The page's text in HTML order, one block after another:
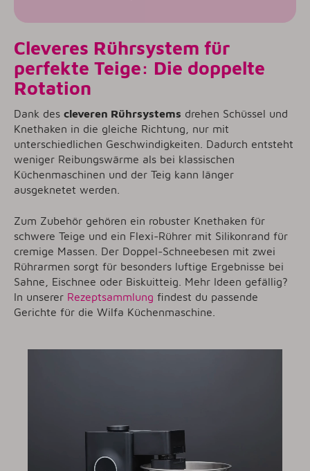
Cleveres Rührsystem für
perfekte Teige: Die doppelte
Rotation
Dank des cleveren Rührsystems drehen Schüssel und
Knethaken in die gleiche Richtung, nur mit
unterschiedlichen Geschwindigkeiten. Dadurch entsteht
weniger Reibungswärme als bei klassischen
Küchenmaschinen und der Teig kann länger
ausgeknetet werden.
Zum Zubehör gehören ein robuster Knethaken für
schwere Teige und ein Flexi-Rührer mit Silikonrand für
cremige Massen. Der Doppel-Schneebesen mit zwei
Rührarmen sorgt für besonders luftige Ergebnisse bei
Sahne, Eischnee oder Biskuitteig. Mehr Ideen gefällig?
In unserer Rezeptsammlung findest du passende
Gerichte für die Wilfa Küchenmaschine.